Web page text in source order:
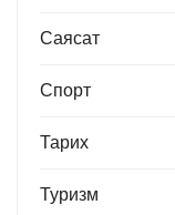
Саясат
Спорт
Тарих
Туризм